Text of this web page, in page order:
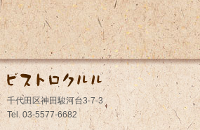
千代田区神田駿河台3-7-3
Tel. 03-5577-6682